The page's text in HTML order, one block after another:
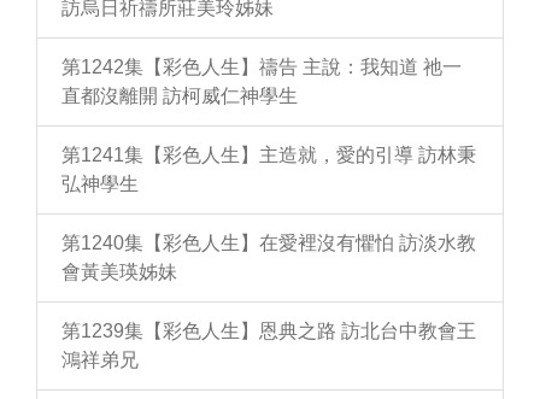
訪烏日祈禱所莊美玲姊妹
第1242集【彩色人生】禱告 主說：我知道 祂一
直都沒離開 訪柯威仁神學生
第1241集【彩色人生】主造就，愛的引導 訪林秉
弘神學生
第1240集【彩色人生】在愛裡沒有懼怕 訪淡水教
會黃美瑛姊妹
第1239集【彩色人生】恩典之路 訪北台中教會王
鴻祥弟兄